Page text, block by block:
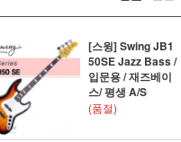
[스윙] Swing JB1
50SE Jazz Bass /
입문용 / 재즈베이
스/ 평생 A/S
(품절)